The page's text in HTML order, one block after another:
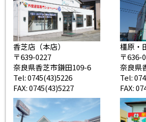
香芝店（本店）
〒639-0227
奈良県香芝市鎌田109-6
Tel: 0745(43)5226
FAX: 0745(43)5227
橿原・
〒636-
奈良県
Tel:
FAX: